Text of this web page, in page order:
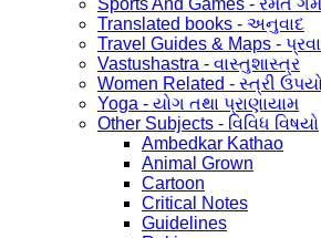
Translated books - અનુવાદ
Travel Guides & Maps -
Vastushastra - વાસ્તુશાસ્ત્ર
Women Related - સ્ત્રી
Yoga - યોગ તથા પ્રાણાયામ
Other Subjects - વિવિધ વિષયો
Ambedkar Kathao
Animal Grown
Cartoon
Critical Notes
Guidelines